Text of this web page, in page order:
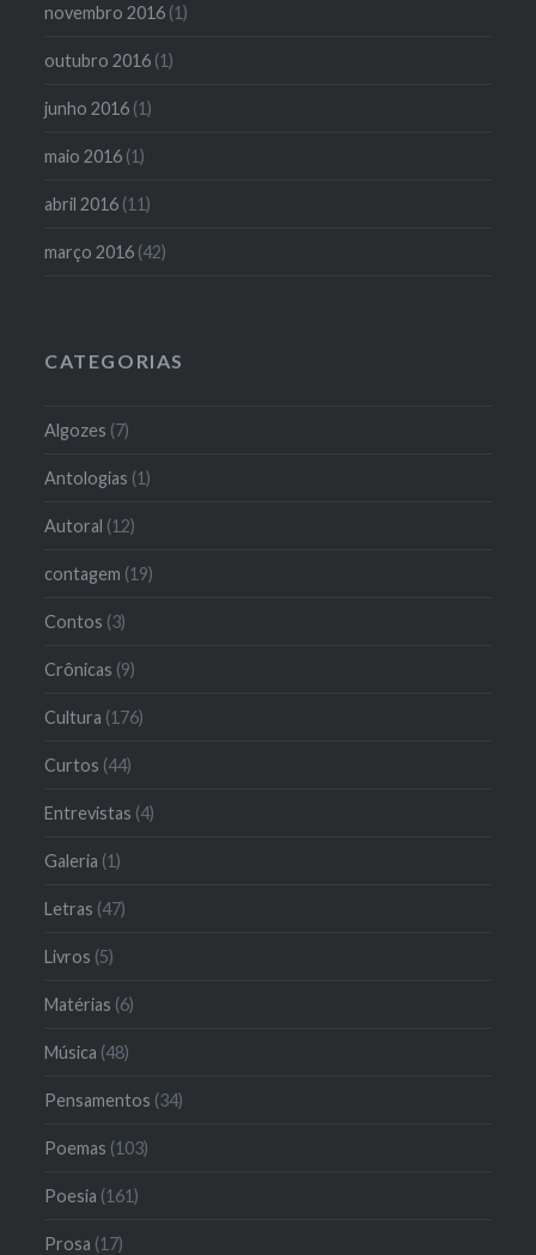
novembro 2016 (1)
outubro 2016 (1)
junho 2016 (1)
maio 2016 (1)
abril 2016 (11)
março 2016 (42)
CATEGORIAS
Algozes (7)
Antologias (1)
Autoral (12)
contagem (19)
Contos (3)
Crônicas (9)
Cultura (176)
Curtos (44)
Entrevistas (4)
Galeria (1)
Letras (47)
Livros (5)
Matérias (6)
Música (48)
Pensamentos (34)
Poemas (103)
Poesia (161)
Prosa (17)